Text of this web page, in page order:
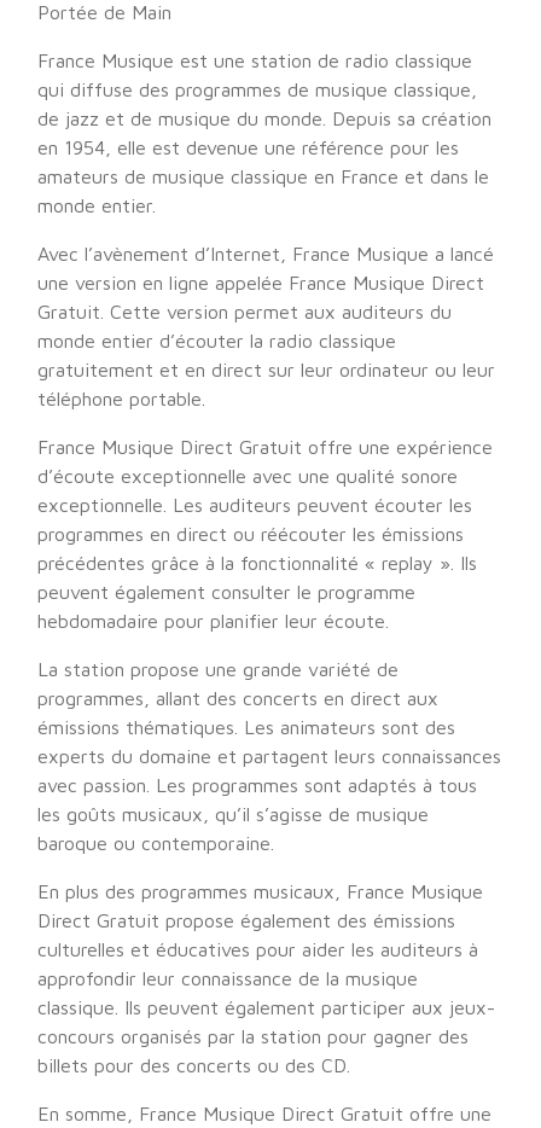
Portée de Main
France Musique est une station de radio classique
qui diffuse des programmes de musique classique,
de jazz et de musique du monde. Depuis sa création
en 1954, elle est devenue une référence pour les
amateurs de musique classique en France et dans le
monde entier.
Avec l’avènement d’Internet, France Musique a lancé
une version en ligne appelée France Musique Direct
Gratuit. Cette version permet aux auditeurs du
monde entier d’écouter la radio classique
gratuitement et en direct sur leur ordinateur ou leur
téléphone portable.
France Musique Direct Gratuit offre une expérience
d’écoute exceptionnelle avec une qualité sonore
exceptionnelle. Les auditeurs peuvent écouter les
programmes en direct ou réécouter les émissions
précédentes grâce à la fonctionnalité « replay ». Ils
peuvent également consulter le programme
hebdomadaire pour planifier leur écoute.
La station propose une grande variété de
programmes, allant des concerts en direct aux
émissions thématiques. Les animateurs sont des
experts du domaine et partagent leurs connaissances
avec passion. Les programmes sont adaptés à tous
les goûts musicaux, qu’il s’agisse de musique
baroque ou contemporaine.
En plus des programmes musicaux, France Musique
Direct Gratuit propose également des émissions
culturelles et éducatives pour aider les auditeurs à
approfondir leur connaissance de la musique
classique. Ils peuvent également participer aux jeux-
concours organisés par la station pour gagner des
billets pour des concerts ou des CD.
En somme, France Musique Direct Gratuit offre une